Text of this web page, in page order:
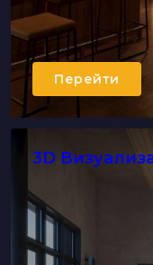
Перейти
3D